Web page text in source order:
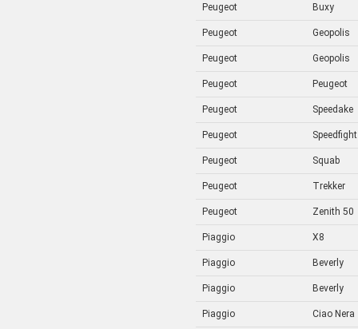
Peugeot Buxy
Peugeot Geopolis
Peugeot Geopolis
Peugeot Peugeot
Peugeot Speedake
Peugeot Speedfight
Peugeot Squab
Peugeot Trekker
Peugeot Zenith 50
Piaggio X8
Piaggio Beverly
Piaggio Beverly
Piaggio Ciao Nera